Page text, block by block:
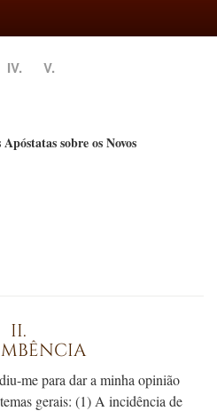
IV. V.
sobre os Novos
II.
mepara dar a minha opinião
gerais: (1) A incidência de